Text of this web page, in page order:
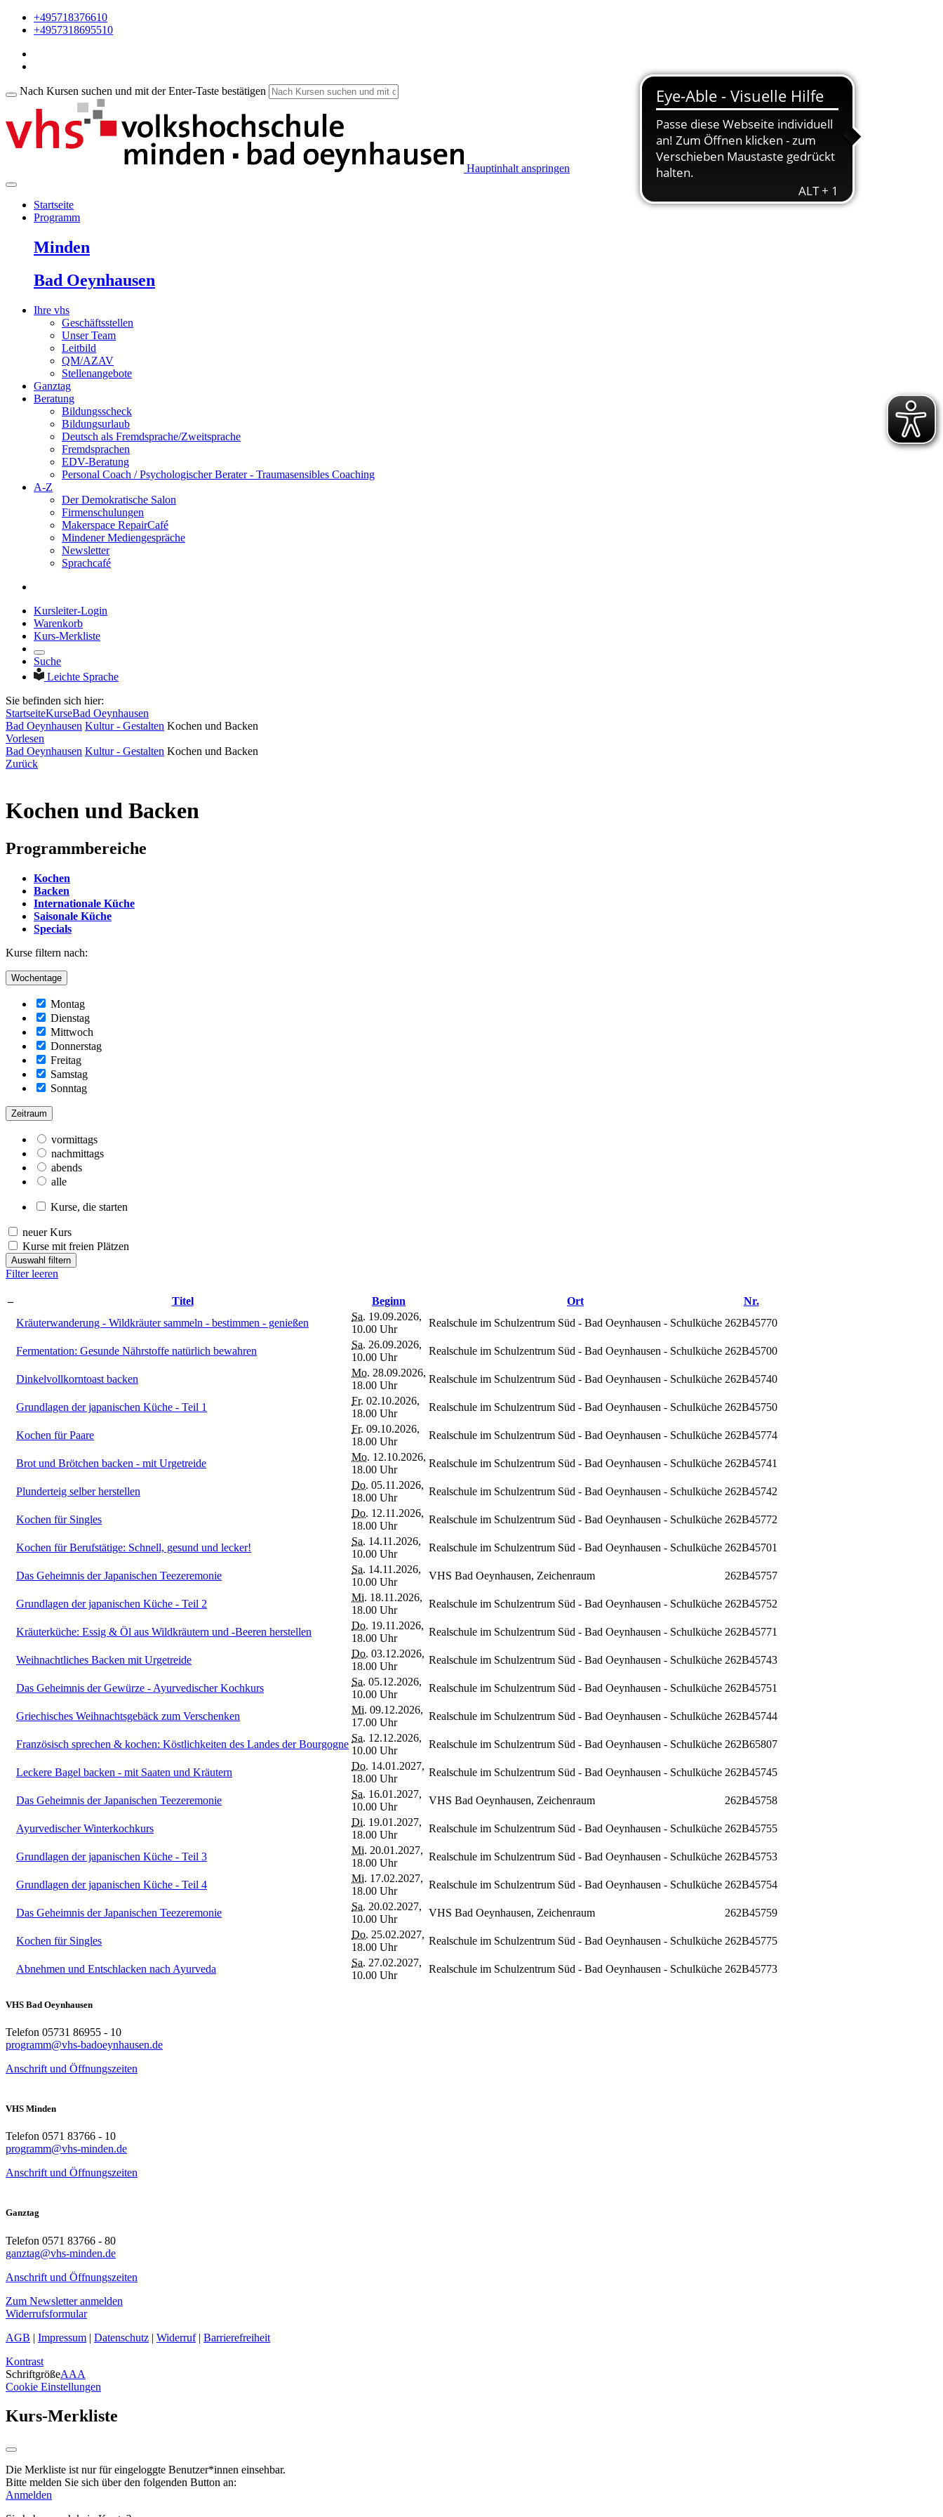
+495718376610
+4957318695510
Nach Kursen suchen und mit der Enter-Taste bestätigen
Hauptinhalt anspringen
Startseite
Programm
Minden
Bad Oeynhausen
Ihre vhs
Geschäftsstellen
Unser Team
Leitbild
QM/AZAV
Stellenangebote
Ganztag
Beratung
Bildungsscheck
Bildungsurlaub
Deutsch als Fremdsprache/Zweitsprache
Fremdsprachen
EDV-Beratung
Personal Coach / Psychologischer Berater - Traumasensibles Coaching
A-Z
Der Demokratische Salon
Firmenschulungen
Makerspace RepairCafé
Mindener Mediengespräche
Newsletter
Sprachcafé
Kursleiter-Login
Warenkorb
Kurs-Merkliste
Suche
Leichte Sprache
Sie befinden sich hier:
StartseiteKurseBad Oeynhausen
Bad Oeynhausen Kultur - Gestalten Kochen und Backen
Vorlesen
Bad Oeynhausen Kultur - Gestalten Kochen und Backen
Zurück
Kochen und Backen
Programmbereiche
Kochen
Backen
Internationale Küche
Saisonale Küche
Specials
Kurse filtern nach:
Wochentage
Montag
Dienstag
Mittwoch
Donnerstag
Freitag
Samstag
Sonntag
Zeitraum
vormittags
nachmittags
abends
alle
Kurse, die starten
neuer Kurs
Kurse mit freien Plätzen
Auswahl filtern
Filter leeren
– Titel Beginn Ort
Nr.
Kräuterwanderung - Wildkräuter sammeln - bestimmen - genießen
Sa. 19.09.2026,
10.00 Uhr
Realschule im Schulzentrum Süd - Bad Oeynhausen - Schulküche 262B45770
Fermentation: Gesunde Nährstoffe natürlich bewahren
Sa. 26.09.2026,
10.00 Uhr
Realschule im Schulzentrum Süd - Bad Oeynhausen - Schulküche 262B45700
Dinkelvollkorntoast backen
Mo. 28.09.2026,
18.00 Uhr
Realschule im Schulzentrum Süd - Bad Oeynhausen - Schulküche 262B45740
Grundlagen der japanischen Küche - Teil 1
Fr. 02.10.2026,
18.00 Uhr
Realschule im Schulzentrum Süd - Bad Oeynhausen - Schulküche 262B45750
Kochen für Paare
Fr. 09.10.2026,
18.00 Uhr
Realschule im Schulzentrum Süd - Bad Oeynhausen - Schulküche 262B45774
Brot und Brötchen backen - mit Urgetreide
Mo. 12.10.2026,
18.00 Uhr
Realschule im Schulzentrum Süd - Bad Oeynhausen - Schulküche 262B45741
Plunderteig selber herstellen
Do. 05.11.2026,
18.00 Uhr
Realschule im Schulzentrum Süd - Bad Oeynhausen - Schulküche 262B45742
Kochen für Singles
Do. 12.11.2026,
18.00 Uhr
Realschule im Schulzentrum Süd - Bad Oeynhausen - Schulküche 262B45772
Kochen für Berufstätige: Schnell, gesund und lecker!
Sa. 14.11.2026,
10.00 Uhr
Realschule im Schulzentrum Süd - Bad Oeynhausen - Schulküche 262B45701
Das Geheimnis der Japanischen Teezeremonie
Sa. 14.11.2026,
10.00 Uhr
VHS Bad Oeynhausen, Zeichenraum 262B45757
Grundlagen der japanischen Küche - Teil 2
Mi. 18.11.2026,
18.00 Uhr
Realschule im Schulzentrum Süd - Bad Oeynhausen - Schulküche 262B45752
Kräuterküche: Essig & Öl aus Wildkräutern und -Beeren herstellen
Do. 19.11.2026,
18.00 Uhr
Realschule im Schulzentrum Süd - Bad Oeynhausen - Schulküche 262B45771
Weihnachtliches Backen mit Urgetreide
Do. 03.12.2026,
18.00 Uhr
Realschule im Schulzentrum Süd - Bad Oeynhausen - Schulküche 262B45743
Das Geheimnis der Gewürze - Ayurvedischer Kochkurs
Sa. 05.12.2026,
10.00 Uhr
Realschule im Schulzentrum Süd - Bad Oeynhausen - Schulküche 262B45751
Griechisches Weihnachtsgebäck zum Verschenken
Mi. 09.12.2026,
17.00 Uhr
Realschule im Schulzentrum Süd - Bad Oeynhausen - Schulküche 262B45744
Französisch sprechen & kochen: Köstlichkeiten des Landes der Bourgogne
Sa. 12.12.2026,
10.00 Uhr
Realschule im Schulzentrum Süd - Bad Oeynhausen - Schulküche 262B65807
Leckere Bagel backen - mit Saaten und Kräutern
Do. 14.01.2027,
18.00 Uhr
Realschule im Schulzentrum Süd - Bad Oeynhausen - Schulküche 262B45745
Das Geheimnis der Japanischen Teezeremonie
Sa. 16.01.2027,
10.00 Uhr
VHS Bad Oeynhausen, Zeichenraum 262B45758
Ayurvedischer Winterkochkurs
Di. 19.01.2027,
18.00 Uhr
Realschule im Schulzentrum Süd - Bad Oeynhausen - Schulküche 262B45755
Grundlagen der japanischen Küche - Teil 3
Mi. 20.01.2027,
18.00 Uhr
Realschule im Schulzentrum Süd - Bad Oeynhausen - Schulküche 262B45753
Grundlagen der japanischen Küche - Teil 4
Mi. 17.02.2027,
18.00 Uhr
Realschule im Schulzentrum Süd - Bad Oeynhausen - Schulküche 262B45754
Das Geheimnis der Japanischen Teezeremonie
Sa. 20.02.2027,
10.00 Uhr
VHS Bad Oeynhausen, Zeichenraum 262B45759
Kochen für Singles
Do. 25.02.2027,
18.00 Uhr
Realschule im Schulzentrum Süd - Bad Oeynhausen - Schulküche 262B45775
Abnehmen und Entschlacken nach Ayurveda
Sa. 27.02.2027,
10.00 Uhr
Realschule im Schulzentrum Süd - Bad Oeynhausen - Schulküche 262B45773
VHS Bad Oeynhausen
Telefon 05731 86955 - 10
programm@vhs-badoeynhausen.de
Anschrift und Öffnungszeiten
VHS Minden
Telefon 0571 83766 - 10
programm@vhs-minden.de
Anschrift und Öffnungszeiten
Ganztag
Telefon 0571 83766 - 80
ganztag@vhs-minden.de
Anschrift und Öffnungszeiten
Zum Newsletter anmelden
Widerrufsformular
AGB | Impressum | Datenschutz | Widerruf| Barrierefreiheit
Kontrast
SchriftgrößeAAA
Cookie Einstellungen
Kurs-Merkliste
Die Merkliste ist nur für eingeloggte Benutzer*innen einsehbar.
Bitte melden Sie sich über den folgenden Button an:
Anmelden